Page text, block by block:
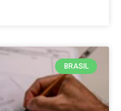
BRASIL